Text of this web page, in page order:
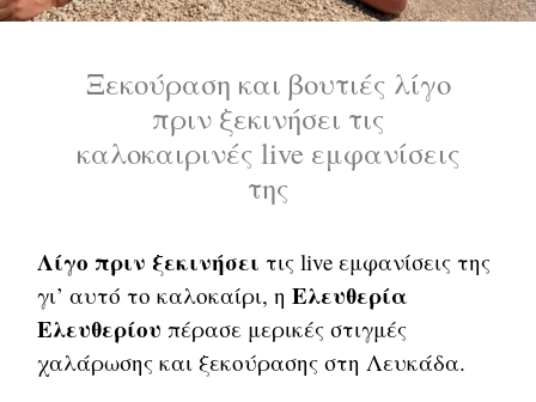
Ξεκούραση και βουτιές λίγο
πριν ξεκινήσει τις
καλοκαιρινές live εμφανίσεις
της
Λίγο πριν ξεκινήσει τις live εμφανίσεις της
γι’ αυτό το καλοκαίρι, ηΕλευθερία
Ελευθερίου πέρασε μερικές στιγμές
χαλάρωσης και ξεκούρασης στη Λευκάδα.